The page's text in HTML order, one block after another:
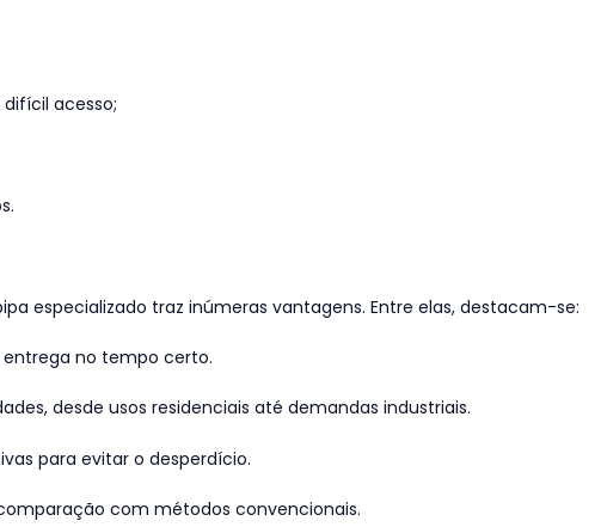
acesso;
especializado traz inúmeras vantagens. Entre elas, destacam-se:
entrega no tempo certo.
desde usos residenciais até demandas industriais.
para evitar o desperdício.
com métodos convencionais.